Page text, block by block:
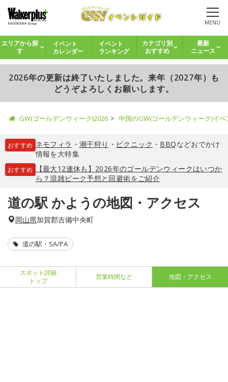
MENU
エリアから探
す
イベント
カレンダー
イベント
ランキング
カテゴリ別
おすすめ
最新
ニュース
2026年の更新は終了いたしました。来年（2027年）も
どうぞよろしくお願いします。
GW(ゴールデンウィーク)2026 中国のGW(ゴールデンウィーク)イ
おすすめ ネモフィラ ・ 潮干狩り ・ ピクニック ・ BBQなどおでかけ
情報を大特集
おすすめ
【最大12連休も】2026年のゴールデンウィークはいつか
ら？混雑ピーク予想と回避術をご紹介
道の駅 かようの地図・アクセス
岡山県加賀郡吉備中央町
道の駅・SA/PA
スポット詳細
トップ
営業時間など 地図・アクセス